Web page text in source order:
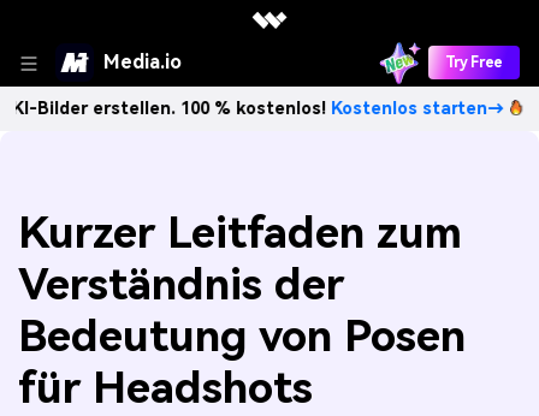
Media.io Try Free
100 % kostenlos!Kostenlos starten→ Unbegrenzt
Kurzer Leitfaden zum
Verständnis der
Bedeutung von Posen
für Headshots